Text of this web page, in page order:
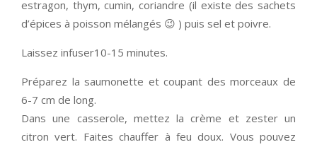
estragon, thym, cumin, coriandre (il existe des sachets
d’épices à poisson mélangés 😉 ) puis sel et poivre.
Laissez infuser10-15 minutes.
Préparez la saumonette et coupant des morceaux de
6-7 cm de long.
Dans une casserole, mettez la crème et zester un
citron vert. Faites chauffer à feu doux. Vous pouvez